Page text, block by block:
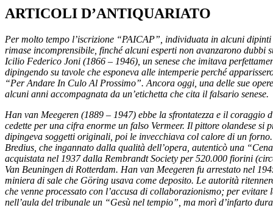
ARTICOLI D’ANTIQUARIATO
Per molto tempo l’iscrizione “PAICAP”, individuata in alcuni
rimase incomprensibile, finché alcuni esperti non avanzarono dubbi
Icilio Federico Joni (1866 – 1946), un senese che imitava
dipingendo su tavole che esponeva alle intemperie perché
“Per Andare In Culo Al Prossimo”. Ancora oggi, una delle sue
alcuni anni accompagnata da un’etichetta che cita il falsario senese.
Han van Meegeren (1889 – 1947) ebbe la sfrontatezza e il
cedette per una cifra enorme un falso Vermeer. Il pittore olandese si
dipingeva soggetti originali, poi le invecchiava col calore di un
Bredius, che ingannato dalla qualità dell’opera, autenticò una
acquistata nel 1937 dalla Rembrandt Society per 520.000 fiorini
Van Beuningen di Rotterdam. Han van Meegeren fu arrestato nel
miniera di sale che Göring usava come deposito. Le autorità
che venne processato con l’accusa di collaborazionismo; per
nell’aula del tribunale un “Gesù nel tempio”, ma morì d’infarto